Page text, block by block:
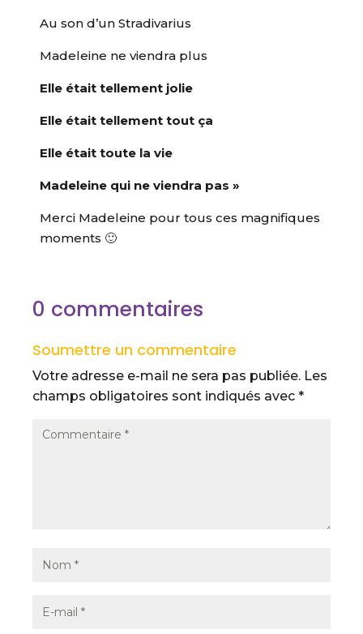
Au son d’un Stradivarius
Madeleine ne viendra plus
Elle était tellement jolie
Elle était tellement tout ça
Elle était toute la vie
Madeleine qui ne viendra pas »
Merci Madeleine pour tous ces magnifiques
moments 🙂
0 commentaires
Soumettre un commentaire
Votre adresse e-mail ne sera pas publiée. Les
champs obligatoires sont indiqués avec*